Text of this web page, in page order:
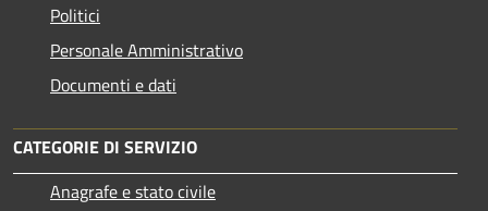
Politici
Personale Amministrativo
Documenti e dati
CATEGORIE DI SERVIZIO
Anagrafe e stato civile